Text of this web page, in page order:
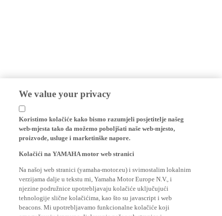
We value your privacy
Koristimo kolačiće kako bismo razumjeli posjetitelje našeg
web-mjesta tako da možemo poboljšati naše web-mjesto,
proizvode, usluge i marketinške napore.
verzijama dalje u tekstu mi, Yamaha Motor Europe N.V., i
njezine podružnice upotrebljavaju kolačiće uključujući
tehnologije slične kolačićima, kao što su javascript i web
beacons. Mi upotrebljavamo funkcionalne kolačiće koji
omogučavaju ispravno djelovanje naše web stranice i